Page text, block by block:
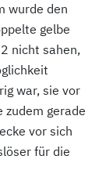
wurde den
gelbe
nicht sahen,
war, sie vor
zudem gerade
vor sich
für die